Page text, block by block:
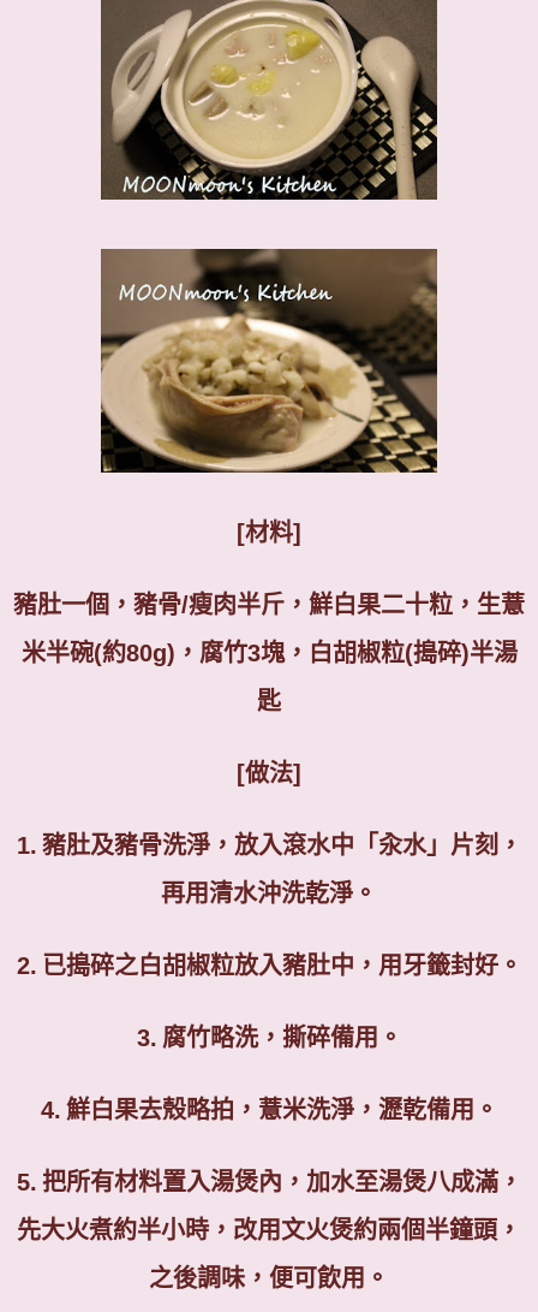
[材料]
豬肚一個，豬骨/瘦肉半斤，鮮白果二十粒，生薏
米半碗(約80g) ，腐竹3塊，白胡椒粒(搗碎)半湯
匙
[做法]
1. 豬肚及豬骨洗淨，放入滾水中「汆水」片刻，
再用清水沖洗乾淨。
2. 已搗碎之白胡椒粒放入豬肚中，用牙籤封好。
3. 腐竹略洗，撕碎備用。
4. 鮮白果去殼略拍，薏米洗淨，瀝乾備用。
5. 把所有材料置入湯煲內，加水至湯煲八成滿，
先大火煮約半小時，改用文火煲約兩個半鐘頭，
之後調味，便可飲用。